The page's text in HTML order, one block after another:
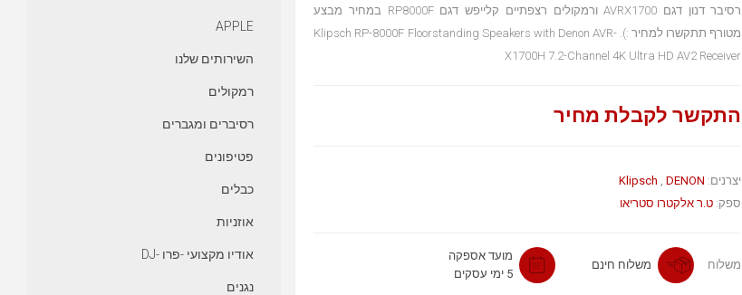
רסיבר דנון דגם AVRX1700 ורמקולים רצפתיים קלייפש דגם RP8000F במחיר מבצע
מטורף תתקשרו למחיר :). Klipsch RP-8000F Floorstanding Speakers with Denon AVR-
X1700H 7.2-Channel 4K Ultra HD AV2 Receiver
התקשר לקבלת מחיר
יצרנים: Klipsch , DENON
ספק: ט.ר אלקטרו סטריאו
משלוח משלוח חינם
מועד אספקה
5 ימי עסקים
APPLE
השירותים שלנו
רמקולים
רסיברים ומגברים
פטיפונים
כבלים
אוזניות
אודיו מקצועי -פרו -DJ
נגנים